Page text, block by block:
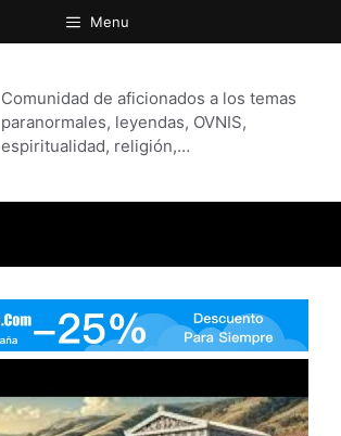
Menu
Comunidad de aficionados a los temas
paranormales, leyendas, OVNIS,
espiritualidad, religión,…